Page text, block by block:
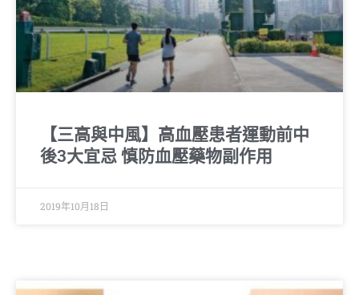
【三高與中風】高血壓患者運動前中
後3大宜忌 慎防血壓藥物副作用
2019年10月18日